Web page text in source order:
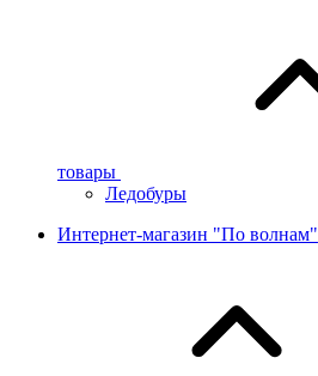
товары
Ледобуры
Интернет-магазин "По волнам"